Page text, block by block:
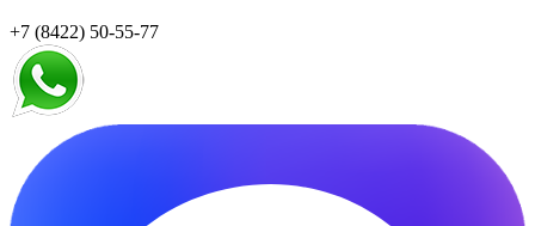
+7 (8422) 50-55-77